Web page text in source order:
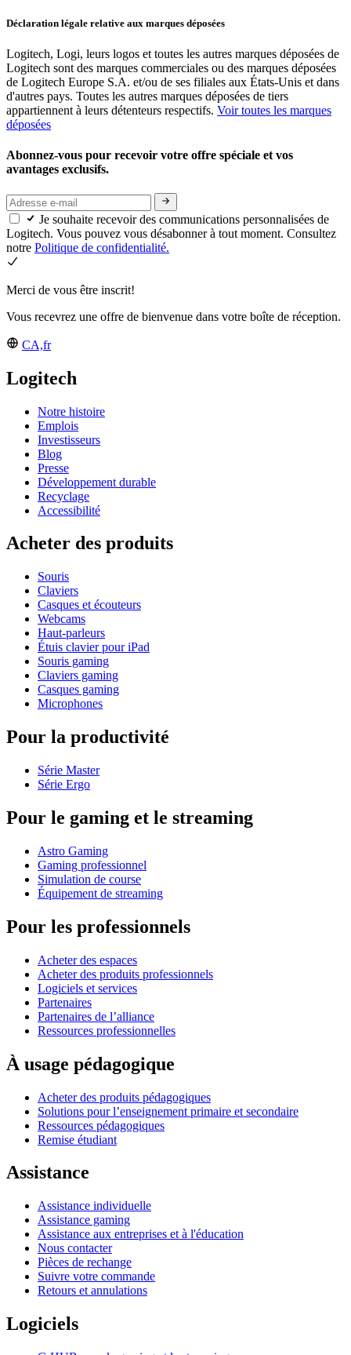
Déclaration légale relative aux marques déposées
Logitech, Logi, leurs logos et toutes les autres marques déposées de
Logitech sont des marques commerciales ou des marques déposées
de Logitech Europe S.A. et/ou de ses filiales aux États-Unis et dans
d'autres pays. Toutes les autres marques déposées de tiers
appartiennent à leurs détenteurs respectifs. Voir toutes les marques
déposées
Abonnez-vous pour recevoir votre offre spéciale et vos
avantages exclusifs.
Je souhaite recevoir des communications personnalisées de
Logitech. Vous pouvez vous désabonner à tout moment. Consultez
notre Politique de confidentialité.
Merci de vous être inscrit!
Vous recevrez une offre de bienvenue dans votre boîte de réception.
CA,fr
Logitech
Notre histoire
Emplois
Investisseurs
Blog
Presse
Développement durable
Recyclage
Accessibilité
Acheter des produits
Souris
Claviers
Casques et écouteurs
Webcams
Haut-parleurs
Étuis clavier pour iPad
Souris gaming
Claviers gaming
Casques gaming
Microphones
Pour la productivité
Série Master
Série Ergo
Pour le gaming et le streaming
Astro Gaming
Gaming professionnel
Simulation de course
Équipement de streaming
Pour les professionnels
Acheter des espaces
Acheter des produits professionnels
Logiciels et services
Partenaires
Partenaires de l’alliance
Ressources professionnelles
À usage pédagogique
Acheter des produits pédagogiques
Solutions pour l’enseignement primaire et secondaire
Ressources pédagogiques
Remise étudiant
Assistance
Assistance individuelle
Assistance gaming
Assistance aux entreprises et à l'éducation
Nous contacter
Pièces de rechange
Suivre votre commande
Retours et annulations
Logiciels